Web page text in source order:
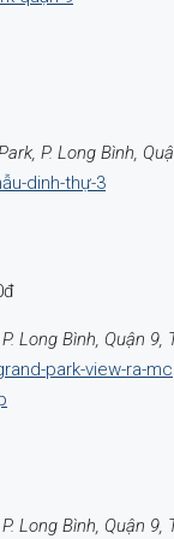
P. Long Bình,
Long Bình, Quận 9,
Long Bình, Quận 9,